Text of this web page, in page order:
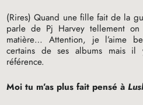
(Rires) Quand une fille fait de la
parle de Pj Harvey tellement
matière… Attention, je l’aime
certains de ses albums mais
référence.
Moi tu m’as plus fait pensé à